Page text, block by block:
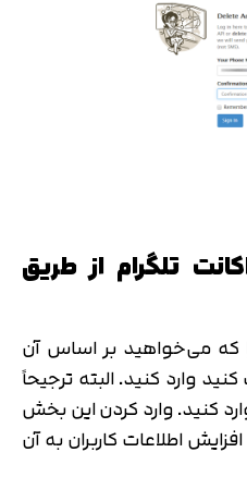
تلگرام از طریق
که می‌خواهید بر اساس آن
وارد کنید. البته ترجیحاً
کنید. وارد کردن این بخش
اطلاعات کاربران به آن